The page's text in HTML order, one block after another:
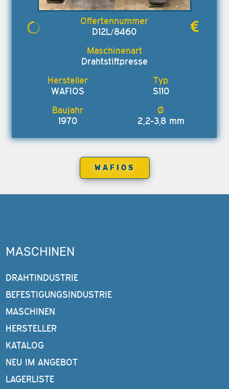
D12L/8460
Drahtstiftpresse
WAFIOS S110
1970 2,2-3,8 mm
WAFIOS
MASCHINEN
DRAHTINDUSTRIE
BEFESTIGUNGSINDUSTRIE
MASCHINEN
HERSTELLER
KATALOG
NEU IM ANGEBOT
LAGERLISTE